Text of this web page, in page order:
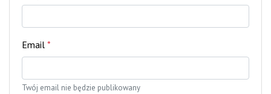
Email *
Twój email nie będzie publikowany